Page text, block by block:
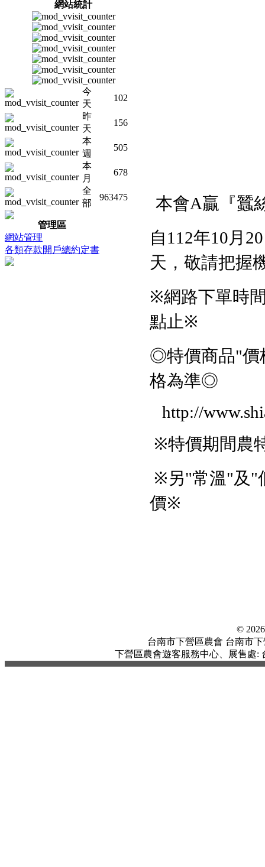
網站統計
今
天
102
昨
天
156
本
週
505
本
月
678
全
部
963475
管理區
網站管理
各類存款開戶總約定書
本會A贏『蠶
自112年10月 20
天，敬請把握
※網路下單時
點止※
◎特價商品"價
格為準◎
http://
※特價期間農
※另"常溫"及"
價※
©
台南市下營區農會 台南市下
下營區農會遊客服務中心、展售處: